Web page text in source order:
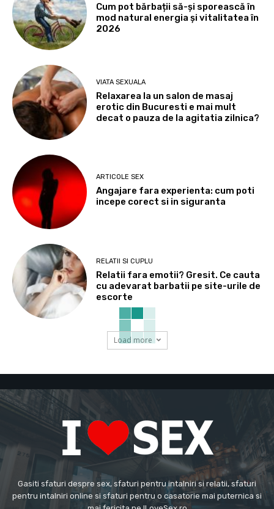
Cum pot bărbații să-și sporească în
mod natural energia și vitalitatea în
2026
VIATA SEXUALA
Relaxarea la un salon de masaj
erotic din Bucuresti e mai mult
decat o pauza de la agitatia zilnica?
ARTICOLE SEX
Angajare fara experienta: cum poti
incepe corect si in siguranta
RELATII SI CUPLU
Relatii fara emotii? Gresit. Ce cauta
cu adevarat barbatii pe site-urile de
escorte
Load more
Gasiti sfaturi despre sex, sfaturi pentru intalniri si relatii, sfaturi
pentru intalniri online si sfaturi pentru o casatorie mai puternica si